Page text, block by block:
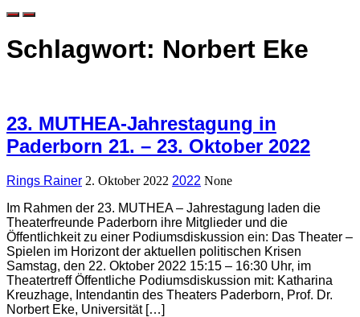
Schlagwort: Norbert Eke
23. MUTHEA-Jahrestagung in
Paderborn 21. – 23. Oktober 2022
Rings Rainer 2. Oktober 2022 2022 None
Im Rahmen der 23. MUTHEA – Jahrestagung laden die
Theaterfreunde Paderborn ihre Mitglieder und die
Öffentlichkeit zu einer Podiumsdiskussion ein: Das Theater –
Spielen im Horizont der aktuellen politischen Krisen
Samstag, den 22. Oktober 2022 15:15 – 16:30 Uhr, im
Theatertreff Öffentliche Podiumsdiskussion mit: Katharina
Kreuzhage, Intendantin des Theaters Paderborn, Prof. Dr.
Norbert Eke, Universität […]